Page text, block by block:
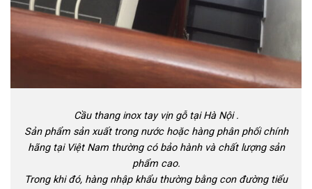
Cầu thang inox tay vịn gỗ tại Hà Nội .
Sản phẩm sản xuất trong nước hoặc hàng phân phối chính
hãng tại Việt Nam thường có bảo hành và chất lượng sản
phẩm cao.
Trong khi đó, hàng nhập khẩu thường bằng con đường tiểu